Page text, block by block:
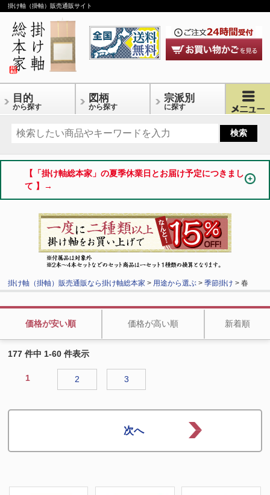
掛け軸（掛軸）販売通販サイト
目的
から探す
図柄
から探す
宗派別
に探す
【「掛け軸総本家」の夏季休業日とお届け予定につきまし
て 】→
掛け軸（掛軸）販売通販なら掛け軸総本家 > 用途から選ぶ >季節掛け > 春
価格が安い順 価格が高い順 新着順
177 件中 1-60 件表示
1 2 3